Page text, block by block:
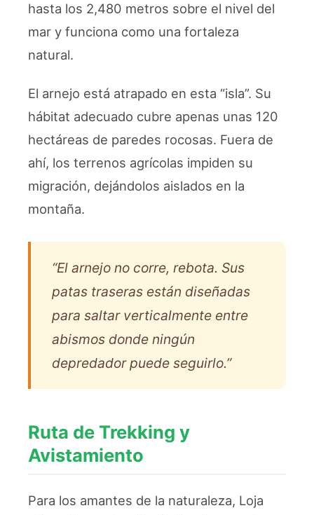
hasta los 2,480 metros sobre el nivel del
mar y funciona como una fortaleza
natural.
El arnejo está atrapado en esta “isla”. Su
hábitat adecuado cubre apenas unas 120
hectáreas de paredes rocosas. Fuera de
ahí, los terrenos agrícolas impiden su
migración, dejándolos aislados en la
montaña.
“El arnejo no corre, rebota. Sus
patas traseras están diseñadas
para saltar verticalmente entre
abismos donde ningún
depredador puede seguirlo.”
Ruta de Trekking y
Avistamiento
Para los amantes de la naturaleza, Loja